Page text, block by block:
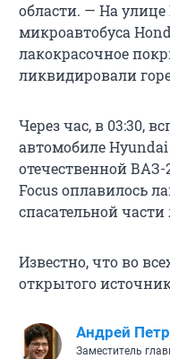
области. — На
микроавтобуса
лакокрасочное
ликвидировали
Через час, в 03:30,
автомобиле
отечественной
Focus оплавилось
спасательной
Известно, что во
открытого
Андрей
Заместитель